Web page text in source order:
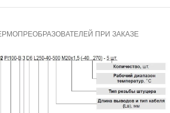
ПРИ ЗАКАЗЕ